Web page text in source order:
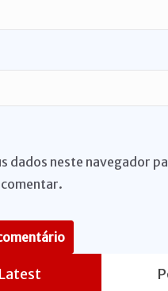
dados neste navegador
comentar.
Latest